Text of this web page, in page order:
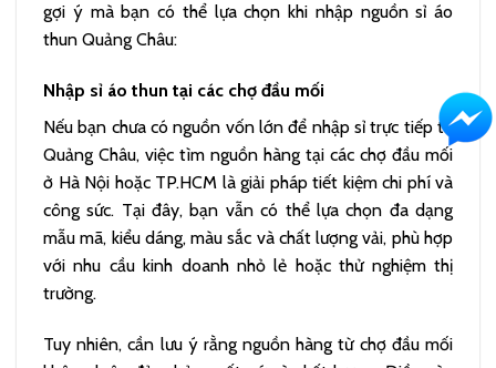
gợi ý mà bạn có thể lựa chọn khi nhập nguồn sỉ áo
thun Quảng Châu:
Nhập sỉ áo thun tại các chợ đầu mối
Nếu bạn chưa có nguồn vốn lớn để nhập sỉ trực tiếp từ
Quảng Châu, việc tìm nguồn hàng tại các chợ đầu mối
ở Hà Nội hoặc TP.HCM là giải pháp tiết kiệm chi phí và
công sức. Tại đây, bạn vẫn có thể lựa chọn đa dạng
mẫu mã, kiểu dáng, màu sắc và chất lượng vải, phù hợp
với nhu cầu kinh doanh nhỏ lẻ hoặc thử nghiệm thị
trường.
Tuy nhiên, cần lưu ý rằng nguồn hàng từ chợ đầu mối